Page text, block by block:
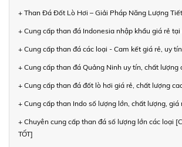
+ Than Đá Đốt Lò Hơi – Giải Pháp Năng Lượng
+ Cung cấp than đá Indonesia nhập khẩu giá rẻ
+ Cung cấp than đá các loại - Cam kết giá rẻ, uy
+ Cung cấp than đá Quảng Ninh uy tín, chất lượng
+ Cung cấp than đá đốt lò hơi giá rẻ, chất lượng
+ Cung cấp than Indo số lượng lớn, chất lượng, giá
+ Chuyên cung cấp than đá số lượng lớn các loại
TỐT]